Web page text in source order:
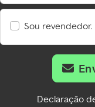
Sou revendedor.
Declaração